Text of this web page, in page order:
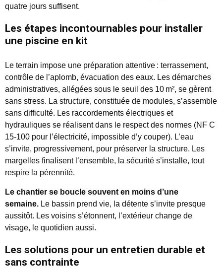
quatre jours suffisent.
Les étapes incontournables pour installer
une piscine en kit
Le terrain impose une préparation attentive : terrassement,
contrôle de l’aplomb, évacuation des eaux. Les démarches
administratives, allégées sous le seuil des 10 m², se gèrent
sans stress. La structure, constituée de modules, s’assemble
sans difficulté. Les raccordements électriques et
hydrauliques se réalisent dans le respect des normes (NF C
15-100 pour l’électricité, impossible d’y couper). L’eau
s’invite, progressivement, pour préserver la structure. Les
margelles finalisent l’ensemble, la sécurité s’installe, tout
respire la pérennité.
Le chantier se boucle souvent en moins d’une
semaine. Le bassin prend vie, la détente s’invite presque
aussitôt. Les voisins s’étonnent, l’extérieur change de
visage, le quotidien aussi.
Les solutions pour un entretien durable et
sans contrainte